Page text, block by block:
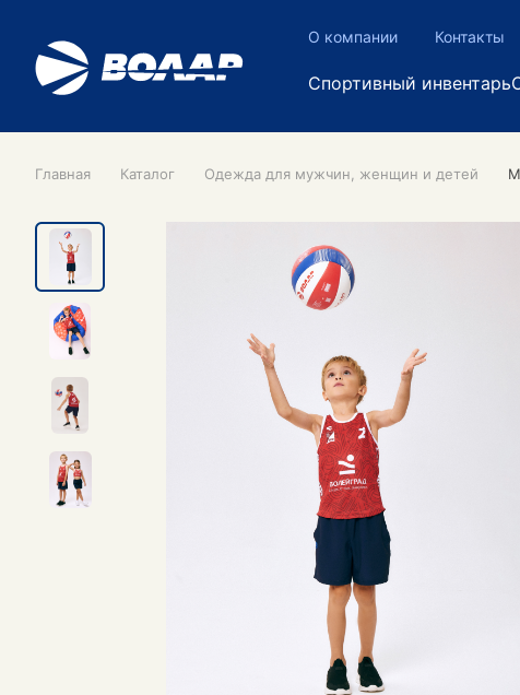
О компании Контакты
Спортивный инвентарь
Главная Каталог Одежда для мужчин, женщин и детей